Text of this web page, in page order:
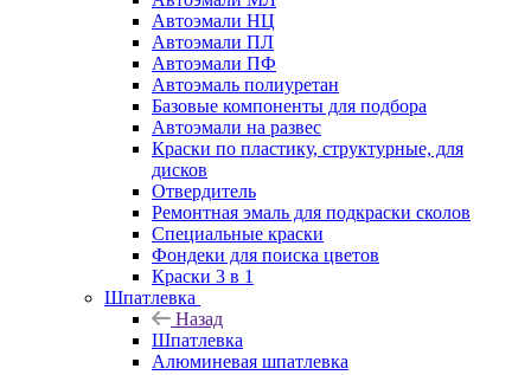
Автоэмали НЦ
Автоэмали ПЛ
Автоэмали ПФ
Автоэмаль полиуретан
Базовые компоненты для подбора
Автоэмали на развес
Краски по пластику, структурные, для
дисков
Отвердитель
Ремонтная эмаль для подкраски сколов
Специальные краски
Фондеки для поиска цветов
Краски 3 в 1
Шпатлевка
Назад
Шпатлевка
Алюминевая шпатлевка